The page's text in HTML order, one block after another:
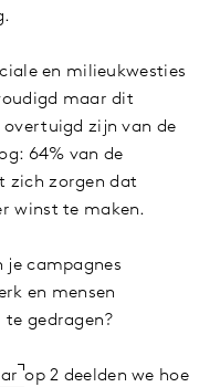
en milieukwesties
maar dit
zijn van de
64% van de
zich zorgen dat
winst te maken.
je campagnes
en mensen
gedragen?
op 2 deelden we hoe